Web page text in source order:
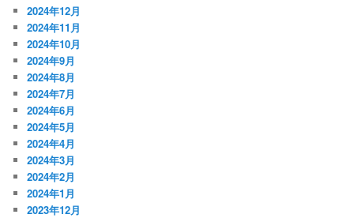
2024年12月
2024年11月
2024年10月
2024年9月
2024年8月
2024年7月
2024年6月
2024年5月
2024年4月
2024年3月
2024年2月
2024年1月
2023年12月